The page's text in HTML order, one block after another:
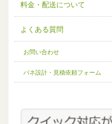
料金・配送について
よくある質問
お問い合わせ
バネ設計・見積依頼フォーム